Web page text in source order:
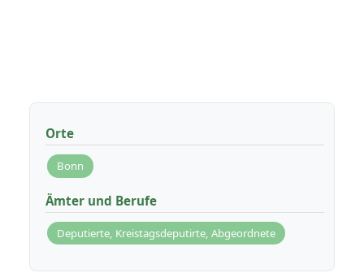
Orte
Bonn
Ämter und Berufe
Deputierte, Kreistagsdeputirte, Abgeordnete